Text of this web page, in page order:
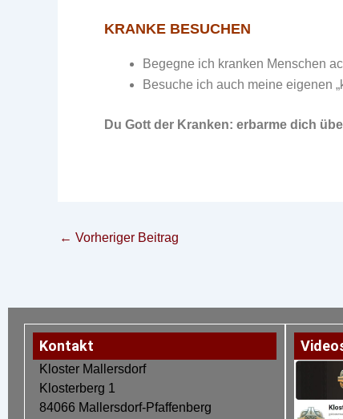
KRANKE BESUCHEN
Begegne ich kranken Menschen
Besuche ich auch meine eigenen
Du Gott der Kranken: erbarme dich
← Vorheriger Beitrag
Kontakt
Kloster Mallersdorf
Klosterberg 1
84066 Mallersdorf-Pfaffenberg